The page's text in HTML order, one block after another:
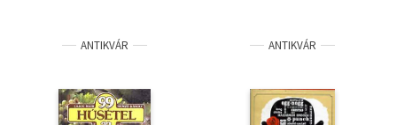
ANTIKVÁR ANTIKVÁR